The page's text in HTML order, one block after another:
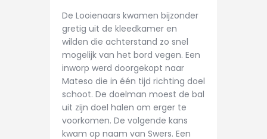
De Looienaars kwamen bijzonder
gretig uit de kleedkamer en
wilden die achterstand zo snel
mogelijk van het bord vegen. Een
inworp werd doorgekopt naar
Mateso die in één tijd richting doel
schoot. De doelman moest de bal
uit zijn doel halen om erger te
voorkomen. De volgende kans
kwam op naam van Swers. Een